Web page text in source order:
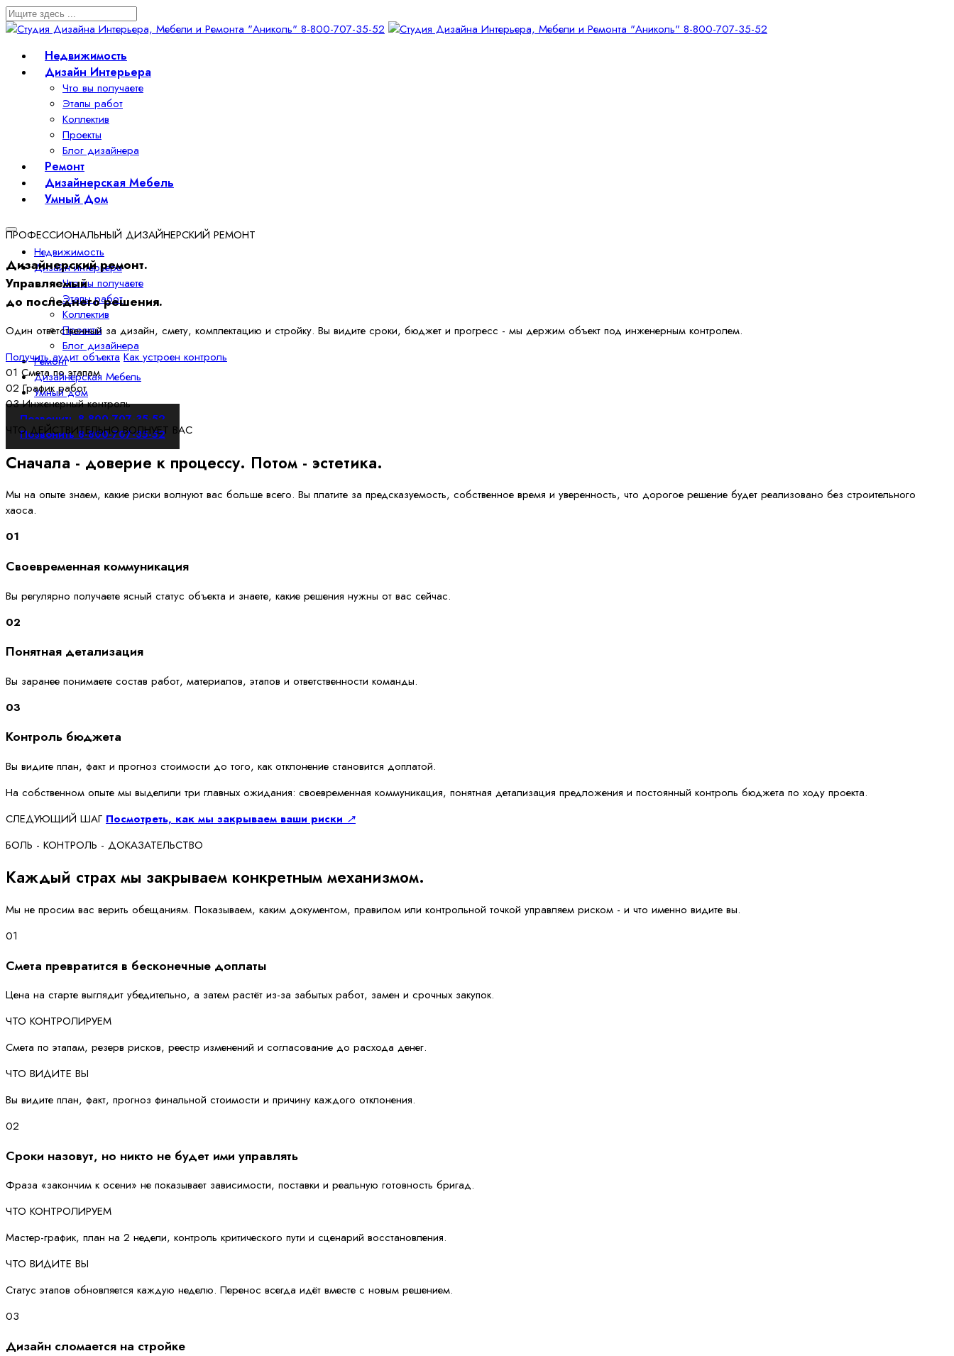
Недвижимость
Дизайн Интерьера
Что вы получаете
Этапы работ
Коллектив
Проекты
Блог дизайнера
Ремонт
Дизайнерская Мебель
Умный Дом
Недвижимость
Дизайн интерьера
Что вы получаете
Этапы работ
Коллектив
Проекты
Блог дизайнера
Ремонт
Дизайнерская Мебель
Умный дом
Позвонить 8-800-707-35-52
Позвонить 8-800-707-35-52
ПРОФЕССИОНАЛЬНЫЙ ДИЗАЙНЕРСКИЙ РЕМОНТ
Дизайнерский ремонт.
Управляемый
до последнего решения.
Один ответственный за дизайн, смету, комплектацию и стройку. Вы видите сроки, бюджет и прогресс - мы держим объект под инженерным контролем.
Получить аудит объекта Как устроен контроль
01 Смета по этапам
02 График работ
03 Инженерный контроль
ЧТО ДЕЙСТВИТЕЛЬНО ВОЛНУЕТ ВАС
Сначала - доверие к процессу. Потом - эстетика.
Мы на опыте знаем, какие риски волнуют вас больше всего. Вы платите за предсказуемость, собственное время и уверенность, что дорогое решение будет реализовано без строительного
хаоса.
01
Своевременная коммуникация
Вы регулярно получаете ясный статус объекта и знаете, какие решения нужны от вас сейчас.
02
Понятная детализация
Вы заранее понимаете состав работ, материалов, этапов и ответственности команды.
03
Контроль бюджета
Вы видите план, факт и прогноз стоимости до того, как отклонение становится доплатой.
На собственном опыте мы выделили три главных ожидания: своевременная коммуникация, понятная детализация предложения и постоянный контроль бюджета по ходу проекта.
СЛЕДУЮЩИЙ ШАГ Посмотреть, как мы закрываем ваши риски ↗
БОЛЬ - КОНТРОЛЬ - ДОКАЗАТЕЛЬСТВО
Каждый страх мы закрываем конкретным механизмом.
Мы не просим вас верить обещаниям. Показываем, каким документом, правилом или контрольной точкой управляем риском - и что именно видите вы.
01
Смета превратится в бесконечные доплаты
Цена на старте выглядит убедительно, а затем растёт из-за забытых работ, замен и срочных закупок.
ЧТО КОНТРОЛИРУЕМ
Смета по этапам, резерв рисков, реестр изменений и согласование до расхода денег.
ЧТО ВИДИТЕ ВЫ
Вы видите план, факт, прогноз финальной стоимости и причину каждого отклонения.
02
Сроки назовут, но никто не будет ими управлять
Фраза «закончим к осени» не показывает зависимости, поставки и реальную готовность бригад.
ЧТО КОНТРОЛИРУЕМ
Мастер-график, план на 2 недели, контроль критического пути и сценарий восстановления.
ЧТО ВИДИТЕ ВЫ
Статус этапов обновляется каждую неделю. Перенос всегда идёт вместе с новым решением.
03
Дизайн сломается на стройке